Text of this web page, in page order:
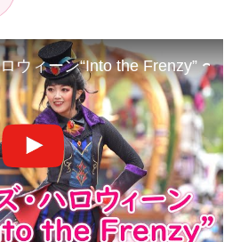
ウィーン“Into the Frenzy” 〜